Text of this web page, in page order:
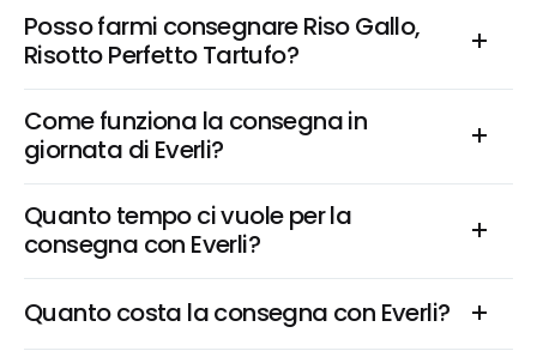
Posso farmi consegnare Riso Gallo,
Risotto Perfetto Tartufo?
Come funziona la consegna in
giornata di Everli?
Quanto tempo ci vuole per la
consegna con Everli?
Quanto costa la consegna con Everli?